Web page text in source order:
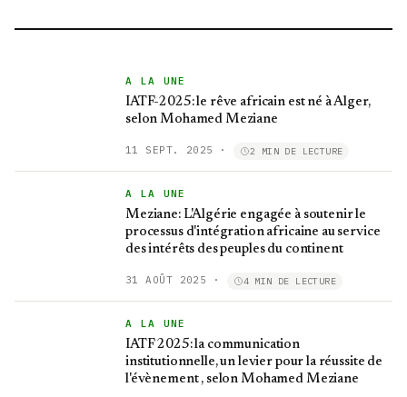
A LA UNE
IATF-2025: le rêve africain est né à Alger,
selon Mohamed Meziane
11 SEPT. 2025 · 2 MIN DE LECTURE
A LA UNE
Meziane: L'Algérie engagée à soutenir le
processus d'intégration africaine au service
des intérêts des peuples du continent
31 AOÛT 2025 · 4 MIN DE LECTURE
A LA UNE
IATF 2025: la communication
institutionnelle, un levier pour la réussite de
l'évènement , selon Mohamed Meziane